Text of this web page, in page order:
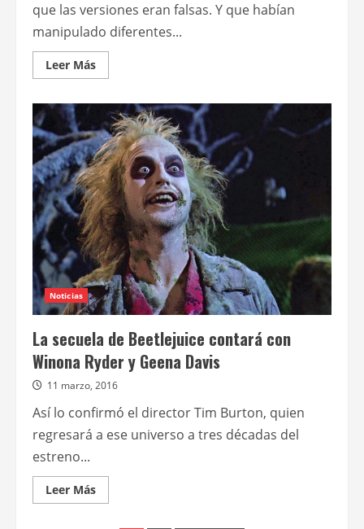
que las versiones eran falsas. Y que habían
manipulado diferentes...
Leer MásLeer
más
Finalmente
la
secuela
de
Beetlejuice
no
se
realizará
Noticias
La secuela de Beetlejuice contará con
Winona Ryder y Geena Davis
11 marzo, 2016
Así lo confirmó el director Tim Burton, quien
regresará a ese universo a tres décadas del
estreno...
Leer MásLeer
más